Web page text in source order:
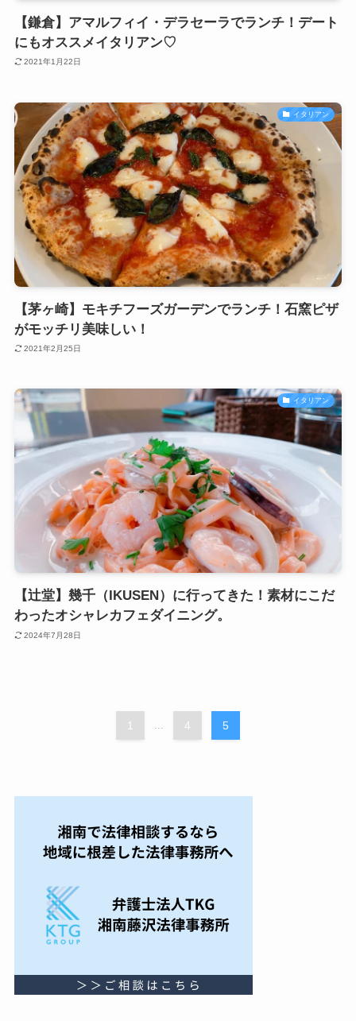
【鎌倉】アマルフィイ・デラセーラでランチ！デート
にもオススメイタリアン♡
2021年1月22日
イタリアン
【茅ヶ崎】モキチフーズガーデンでランチ！石窯ピザ
がモッチリ美味しい！
2021年2月25日
イタリアン
【辻堂】幾千（IKUSEN）に行ってきた！素材にこだ
わったオシャレカフェダイニング。
2024年7月28日
1 ... 4 5